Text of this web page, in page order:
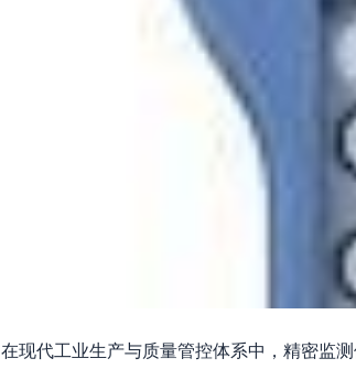
在现代工业生产与质量管控体系中，精密监